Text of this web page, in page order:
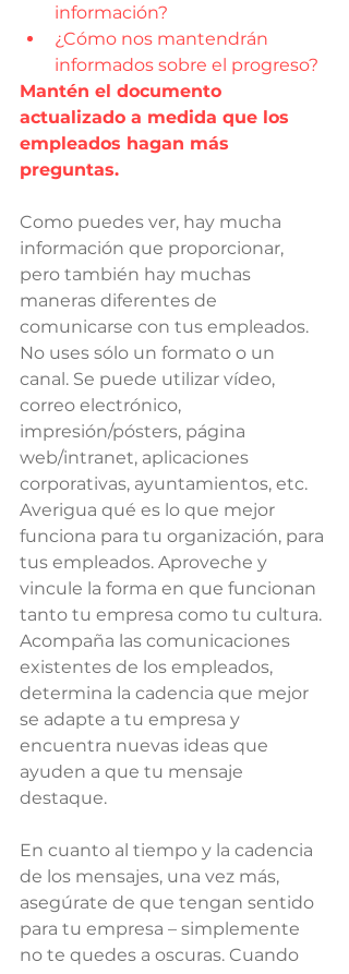
información?
¿Cómo nos mantendrán
informados sobre el progreso?
Mantén el documento
actualizado a medida que los
empleados hagan más
preguntas.
Como puedes ver, hay mucha
información que proporcionar,
pero también hay muchas
maneras diferentes de
comunicarse con tus empleados.
No uses sólo un formato o un
canal. Se puede utilizar vídeo,
correo electrónico,
impresión/pósters, página
web/intranet, aplicaciones
corporativas, ayuntamientos, etc.
Averigua qué es lo que mejor
funciona para tu organización, para
tus empleados. Aproveche y
vincule la forma en que funcionan
tanto tu empresa como tu cultura.
Acompaña las comunicaciones
existentes de los empleados,
determina la cadencia que mejor
se adapte a tu empresa y
encuentra nuevas ideas que
ayuden a que tu mensaje
destaque.
En cuanto al tiempo y la cadencia
de los mensajes, una vez más,
asegúrate de que tengan sentido
para tu empresa – simplemente
no te quedes a oscuras. Cuando